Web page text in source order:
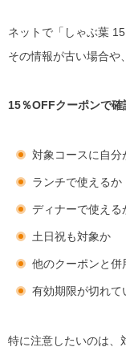
ネットで「しゃぶ葉
その情報が古い場合や
15％OFFクーポンで確
対象コースに自分
ランチで使えるか
ディナーで使える
土日祝も対象か
他のクーポンと併
有効期限が切れて
特に注意したいのは、